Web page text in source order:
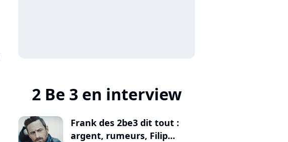
2 Be 3 en interview
Frank des 2be3 dit tout :
argent, rumeurs, Filip...